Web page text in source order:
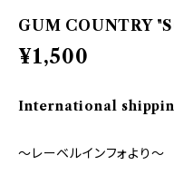
GUM COUNTRY
¥1,500
International
～レーベルインフォより～